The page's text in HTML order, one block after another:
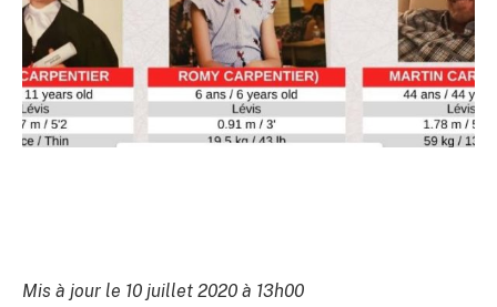
Mis à jour le 10 juillet 2020 à 13h00